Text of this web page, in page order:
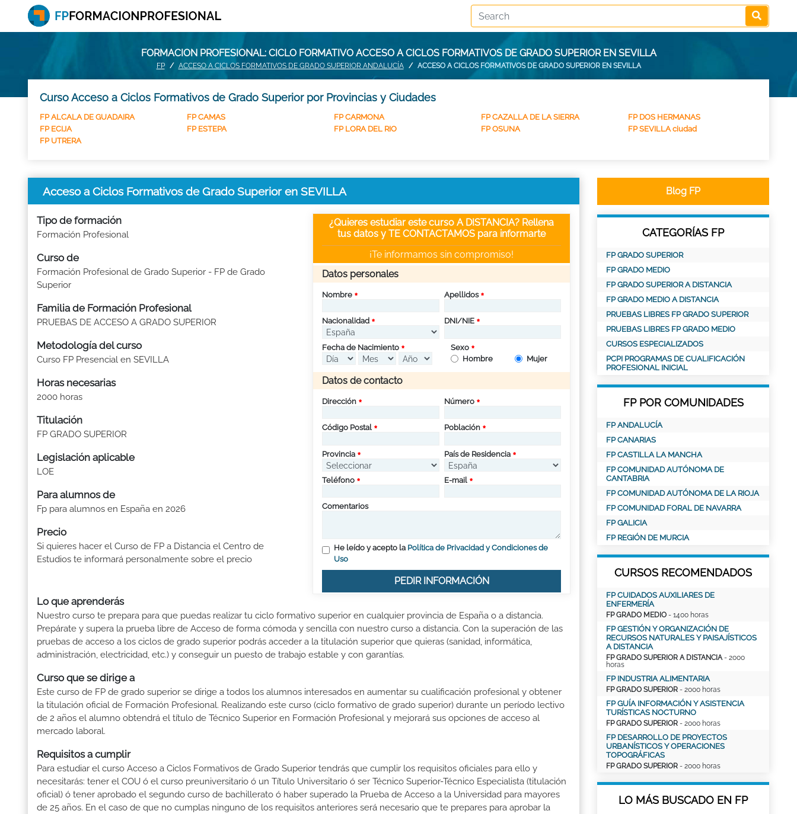
FORMACION PROFESIONAL: CICLO FORMATIVO ACCESO A CICLOS FORMATIVOS DE GRADO SUPERIOR EN SEVILLA
FP ACCESO A CICLOS FORMATIVOS DE GRADO SUPERIOR ANDALUCÍA ACCESO A CICLOS FORMATIVOS DE GRADO SUPERIOR EN SEVILLA
Curso Acceso a Ciclos Formativos de Grado Superior por Provincias y Ciudades
FP ALCALA DE GUADAIRA FP CAMAS FP CARMONA FP CAZALLA DE LA SIERRA
FP DOS HERMANAS
FP ECIJA
FP ESTEPA FP LORA DEL RIO FP OSUNA
FP SEVILLA ciudad
FP UTRERA
Acceso a Ciclos Formativos de Grado Superior en SEVILLA
Tipo de formación
Formación Profesional
Curso de
Formación Profesional de Grado Superior - FP de Grado
Superior
Familia de Formación Profesional
PRUEBAS DE ACCESO A GRADO SUPERIOR
Metodología del curso
Curso FP Presencial en SEVILLA
Horas necesarias
2000 horas
Titulación
FP GRADO SUPERIOR
Legislación aplicable
LOE
Para alumnos de
Fp para alumnos en España en 2026
Precio
Si quieres hacer el Curso de FP a Distancia el Centro de
Estudios te informará personalmente sobre el precio
¿Quieres estudiar este curso A DISTANCIA? Rellena
tus datos y TE CONTACTAMOS para informarte
¡Te informamos sin compromiso!
Datos personales
Nombre Apellidos
Nacionalidad DNI/NIE
Fecha de Nacimiento
Sexo
Hombre
Mujer
Datos de contacto
Dirección Número
Código Postal Población
Provincia País de Residencia
Teléfono E-mail
Comentarios
He leído y acepto la Política de Privacidad y Condiciones de
Uso
PEDIR INFORMACIÓN
Lo que aprenderás
Nuestro curso te prepara para que puedas realizar tu ciclo formativo superior en cualquier provincia de España o a distancia.
Prepárate y supera la prueba libre de Acceso de forma cómoda y sencilla con nuestro curso a distancia. Con la superación de las
pruebas de acceso a los ciclos de grado superior podrás acceder a la titulación superior que quieras (sanidad, informática,
administración, electricidad, etc.) y conseguir un puesto de trabajo estable y con garantías.
Curso que se dirige a
Este curso de FP de grado superior se dirige a todos los alumnos interesados en aumentar su cualificación profesional y obtener
la titulación oficial de Formación Profesional. Realizando este curso (ciclo formativo de grado superior) durante un período lectivo
de 2 años el alumno obtendrá el título de Técnico Superior en Formación Profesional y mejorará sus opciones de acceso al
mercado laboral.
Requisitos a cumplir
Para estudiar el curso Acceso a Ciclos Formativos de Grado Superior tendrás que cumplir los requisitos oficiales para ello y
necesitarás: tener el COU ó el curso preuniversitario ó un Título Universitario ó ser Técnico Superior-Técnico Especialista (titulación
oficial) ó tener aprobado el segundo curso de bachillerato ó haber superado la Prueba de Acceso a la Universidad para mayores
de 25 años. En el caso de que no cumplas ninguno de los requisitos anteriores será necesario que te prepares para aprobar la
Blog FP
CATEGORÍAS FP
FP GRADO SUPERIOR
FP GRADO MEDIO
FP GRADO SUPERIOR A DISTANCIA
FP GRADO MEDIO A DISTANCIA
PRUEBAS LIBRES FP GRADO SUPERIOR
PRUEBAS LIBRES FP GRADO MEDIO
CURSOS ESPECIALIZADOS
PCPI PROGRAMAS DE CUALIFICACIÓN
PROFESIONAL INICIAL
FP POR COMUNIDADES
FP ANDALUCÍA
FP CANARIAS
FP CASTILLA LA MANCHA
FP COMUNIDAD AUTÓNOMA DE
CANTABRIA
FP COMUNIDAD AUTÓNOMA DE LA RIOJA
FP COMUNIDAD FORAL DE NAVARRA
FP GALICIA
FP REGIÓN DE MURCIA
CURSOS RECOMENDADOS
FP CUIDADOS AUXILIARES DE
ENFERMERÍA
FP GRADO MEDIO - 1400 horas
FP GESTIÓN Y ORGANIZACIÓN DE
RECURSOS NATURALES Y PAISAJÍSTICOS
A DISTANCIA
FP GRADO SUPERIOR A DISTANCIA- 2000
horas
FP INDUSTRIA ALIMENTARIA
FP GRADO SUPERIOR - 2000 horas
FP GUÍA INFORMACIÓN Y ASISTENCIA
TURÍSTICAS NOCTURNO
FP GRADO SUPERIOR - 2000 horas
FP DESARROLLO DE PROYECTOS
URBANÍSTICOS Y OPERACIONES
TOPOGRÁFICAS
FP GRADO SUPERIOR - 2000 horas
LO MÁS BUSCADO EN FP